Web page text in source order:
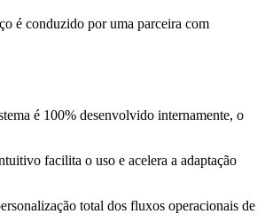
é conduzido por uma parceira com
é 100% desenvolvido internamente, o
facilita o uso e acelera a adaptação
total dos fluxos operacionais de